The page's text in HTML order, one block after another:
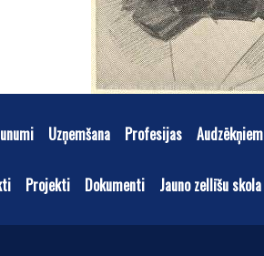
Uzņemšana Profesijas Audzēkņiem
Projekti Dokumenti Jauno zellīšu skola